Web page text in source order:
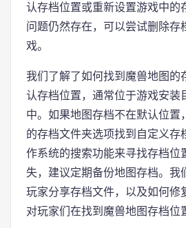
认存档位置或重新设置游戏中的
问题仍然存在，可以尝试删除存
戏。
我们了解了如何找到魔兽地图的
认存档位置，通常位于游戏安装
中。如果地图存档不在默认位置
的存档文件夹选项找到自定义存
作系统的搜索功能来寻找存档位
失，建议定期备份地图存档。我
玩家分享存档文件，以及如何修
对玩家们在找到魔兽地图存档位